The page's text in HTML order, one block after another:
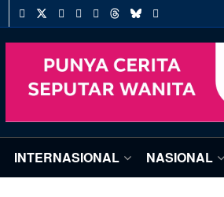
INTERNASIONAL NASIONAL